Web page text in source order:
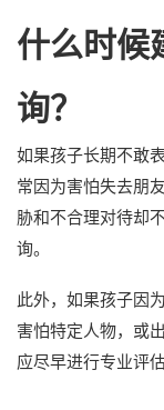
什么时候
询？
如果孩子长期不敢
常因为害怕失去朋
胁和不合理对待却
询。
此外，如果孩子因
害怕特定人物，或
应尽早进行专业评